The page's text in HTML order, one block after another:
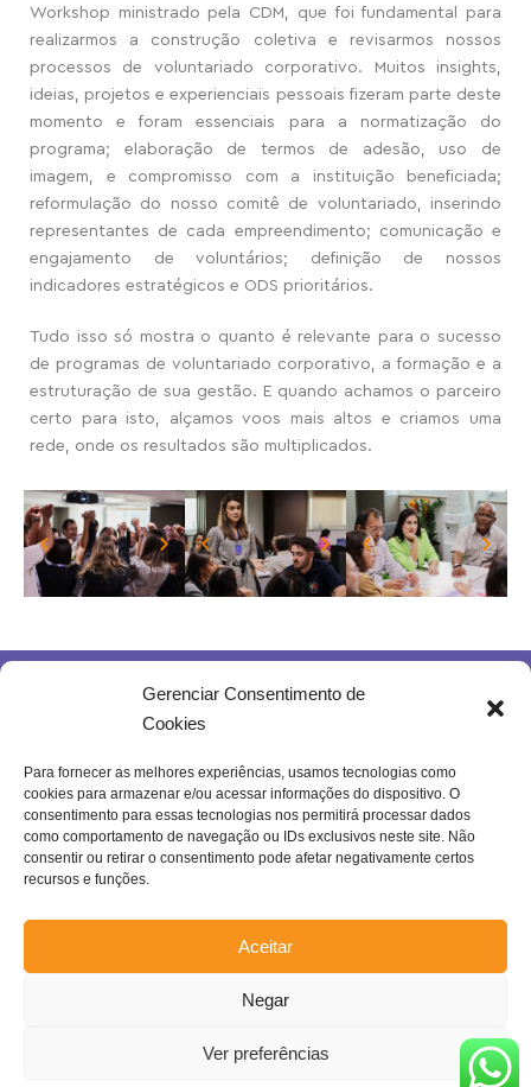
Gerenciar Consentimento de
Cookies
Para fornecer as melhores experiências, usamos tecnologias como
cookies para armazenar e/ou acessar informações do dispositivo. O
consentimento para essas tecnologias nos permitirá processar dados
como comportamento de navegação ou IDs exclusivos neste site. Não
consentir ou retirar o consentimento pode afetar negativamente certos
recursos e funções.
Aceitar
Negar
Ver preferências
Workshop ministrado pela CDM, que foi fundamental para
realizarmos a construção coletiva e revisarmos nossos
processos de voluntariado corporativo. Muitos insights,
ideias, projetos e experienciais pessoais fizeram parte deste
momento e foram essenciais para a normatização do
programa; elaboração de termos de adesão, uso de
imagem, e compromisso com a instituição beneficiada;
reformulação do nosso comitê de voluntariado
inserindo
representantes de cada empreendimento; comunicação e
engajamento de voluntários; definição de nossos
indicadores estratégicos e ODS prioritários.
Tudo isso só mostra o quanto é relevante para o sucesso
de programas de voluntariado corporativo, a formação e a
estruturação de sua gestão. E quando achamos o parceiro
certo para isto, alçamos voos mais altos e criamos uma
rede, onde os resultados são multiplicados.
Rua Joventina da Rocha, 289 – Heliópolis
Belo Horizonte – MG | Brasil.
Se inscreva na nossa newsletter!
Enviar